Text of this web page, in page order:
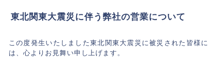
東北関東大震災に伴う弊社の営業について
この度発生いたしました東北関東大震災に被災された皆様に
は、心よりお見舞い申し上げます。